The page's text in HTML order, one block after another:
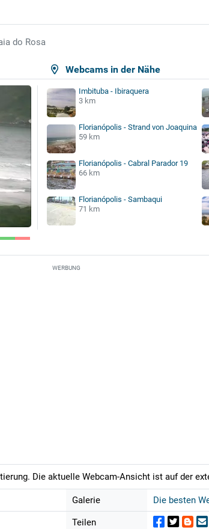
do Rosa
Webcams in der Nähe
Imbituba - Ibiraquera
3 km
Florianópolis - Strand von Joaquina
59 km
Florianópolis - Cabral Parador 19
66 km
Florianópolis - Sambaqui
71 km
WERBUNG
Die aktuelle Webcam-Ansicht ist auf der
Galerie Die besten
Teilen